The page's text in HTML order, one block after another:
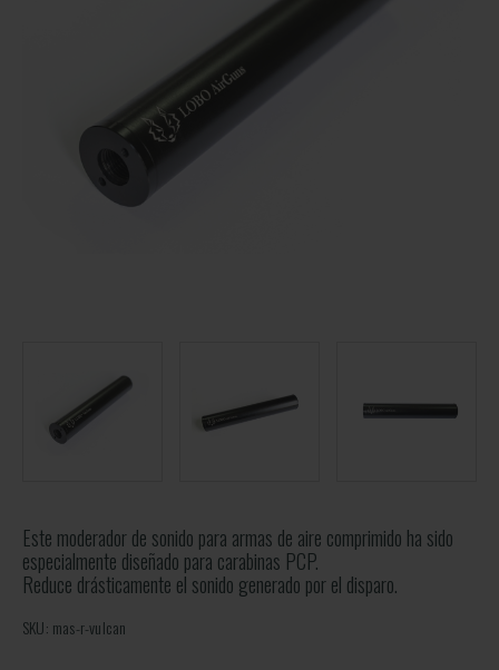
Este moderador de sonido para armas de aire comprimido ha sido
especialmente diseñado para carabinas PCP.
Reduce drásticamente el sonido generado por el disparo.
SKU: mas-r-vulcan